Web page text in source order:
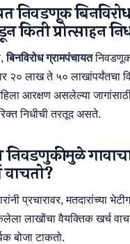
निवडणूक
किती प्रोत्साहन
बिनविरोध ग्रामपंचायत
२० लाख ते ५० लाखांपर्यंतचा
आरक्षण असलेल्या
निधीची तरतूद असते.
निवडणुकीमुळे
वाचतो?
प्रचारावर, मतदारांच्या
लाखोंचा वैयक्तिक खर्च
बोजा टाकतो.